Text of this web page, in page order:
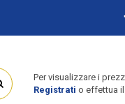
Per visualizzare i
Registrati o effettua il